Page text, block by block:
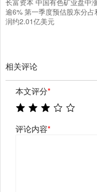
长富资本 中国有色矿业盘中
逾6% 第一季度预估股东分占
润约2.01亿美元
相关评论
本文评分*
评论内容*